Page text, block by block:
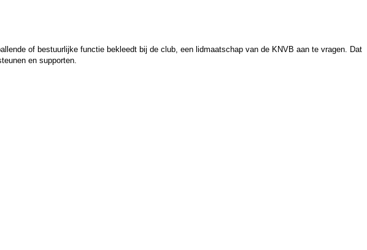
of bestuurlijke functie bekleedt bij de club, een lidmaatschap van de KNVB aan te vragen. Dat
en supporten.